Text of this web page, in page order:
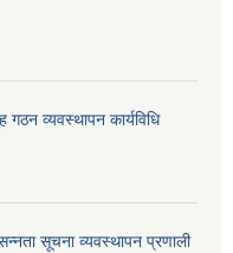
व्यवस्थापन कार्यविधि
सूचना व्यवस्थापन प्रणाली